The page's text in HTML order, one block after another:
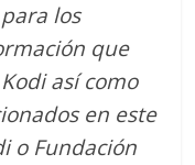
los
que
así como
en este
o Fundación